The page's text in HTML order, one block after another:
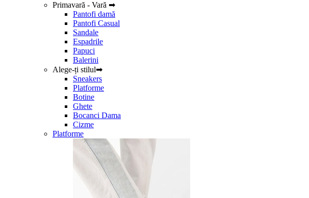
Primavară - Vară ➡
Pantofi damă
Pantofi Casual
Sandale
Espadrile
Papuci
Balerini
Alege-ți stilul➡
Sneakers
Platforme
Botine
Ghete
Bocanci Dama
Cizme
Platforme